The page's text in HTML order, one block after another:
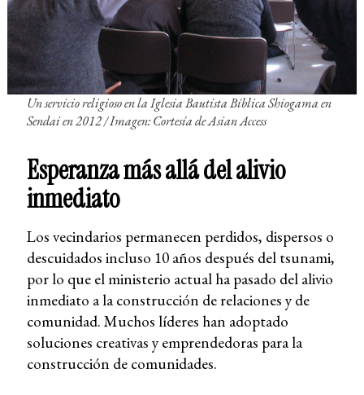
Un servicio religioso en la Iglesia Bautista Bíblica Shiogama en
Sendai en 2012/ Imagen: Cortesía de Asian Access
Esperanza más allá del alivio
inmediato
Los vecindarios permanecen perdidos, dispersos o
descuidados incluso 10 años después del tsunami,
por lo que el ministerio actual ha pasado del alivio
inmediato a la construcción de relaciones y de
comunidad. Muchos líderes han adoptado
soluciones creativas y emprendedoras para la
construcción de comunidades.